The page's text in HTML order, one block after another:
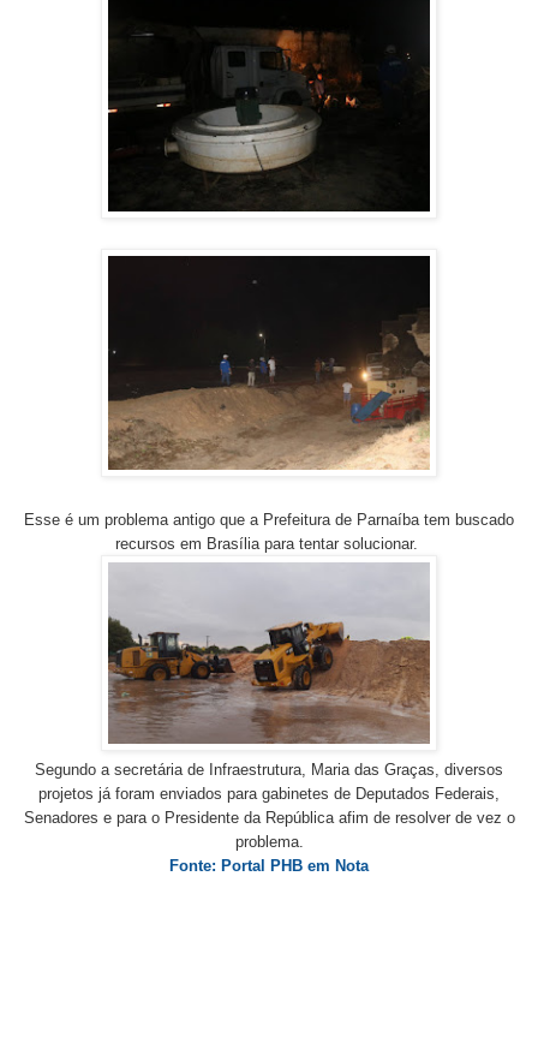
Esse é um problema antigo que a Prefeitura de Parnaíba tem buscado
recursos em Brasília para tentar solucionar.
Segundo a secretária de Infraestrutura, Maria das Graças, diversos
projetos já foram enviados para gabinetes de Deputados Federais,
Senadores e para o Presidente da República afim de resolver de vez o
problema.
Fonte: Portal PHB em Nota